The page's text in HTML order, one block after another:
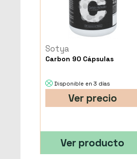
Sotya
Carbon 90 Cápsulas
Disponible en 3 días
Ver precio
Ver producto